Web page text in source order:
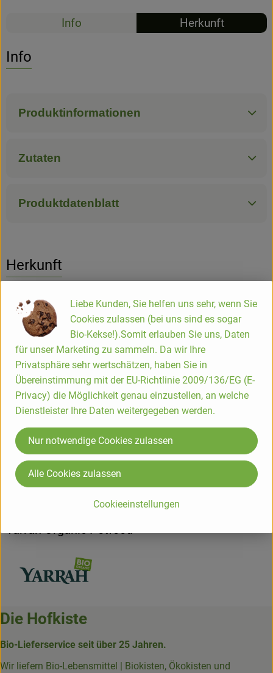
Info Herkunft
Info
Produktinformationen
Zutaten
Produktdatenblatt
Herkunft
Hersteller: Yarrah Organic Petfood B.V.
Holland
Premium Petfood Brands B.V.
NL 3851 GA ERMELO
kompletten Sortiment an biologischen Produkten. Bereits seit 1992
verarbeiten wir ausschließlich Hühner, Rinder und Puten, die ein besseres
Leben hatten. Fleisch aus großen Mastbetrieben oder Masthühner wirst du
bei uns nicht finden.
Yarrah Organic Petfood
Die Hofkiste
Bio-Lieferservice seit über 25 Jahren.
Wir liefern Bio-Lebensmittel | Biokisten, Ökokisten und
Liebe Kunden, Sie helfen uns sehr, wenn Sie
Cookies zulassen (bei uns sind es sogar
Bio-Kekse!).Somit erlauben Sie uns, Daten
für unser Marketing zu sammeln. Da wir Ihre
Privatsphäre sehr wertschätzen, haben Sie in
Übereinstimmung mit der EU-Richtlinie 2009/136/EG (E-
Privacy) die Möglichkeit genau einzustellen, an welche
Dienstleister Ihre Daten weitergegeben werden.
Cookieeinstellungen
Nur notwendige Cookies zulassen
Alle Cookies zulassen